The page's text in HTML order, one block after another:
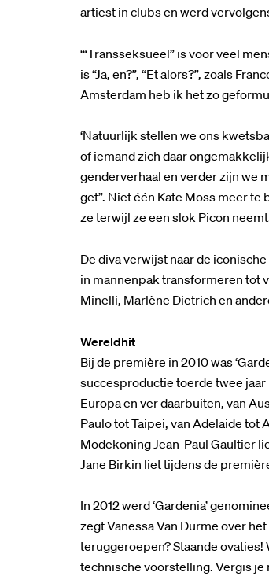
artiest in clubs en werd
‘“Transseksueel” is voor veel
is “Ja, en?”, “Et alors?”, zoals
Amsterdam heb ik het zo
‘Natuurlijk stellen we ons
of iemand zich daar
genderverhaal en verder zijn we
get”. Niet één Kate Moss meer te
ze terwijl ze een slok Picon
De diva verwijst naar de
in mannenpak transformeren tot
Minelli, Marlène Dietrich en
Wereldhit
Bij de première in 2010 was
succesproductie toerde twee jaar
Europa en ver daarbuiten, van
Paulo tot Taipei, van Adelaide
Modekoning Jean-Paul Gaultier
Jane Birkin liet tijdens de
In 2012 werd ‘Gardenia’
zegt Vanessa Van Durme over
teruggeroepen? Staande
technische voorstelling. Vergis